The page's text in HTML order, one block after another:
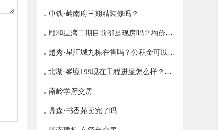
中铁·岭南府三期精装修吗？
颐和星湾二期目前都是现房吗？均价多
少？
越秀·星汇城九栋在售吗？公积金可以贷
多少？
北湖·峯境199现在工程进度怎么样？什
么时候开盘？
南岭学府交房
鼎森·书香苑卖完了吗